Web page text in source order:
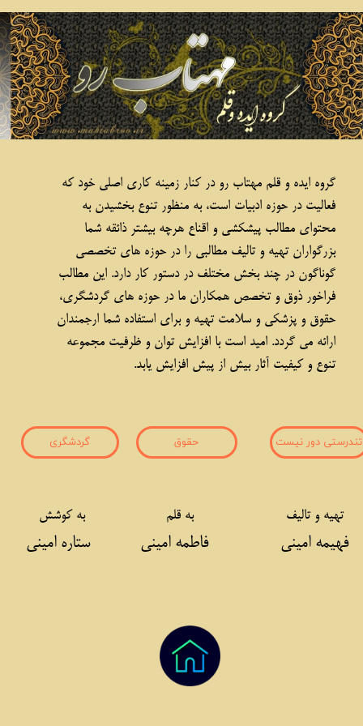
بی مصرف ها؛ آلبوم خاطرات اکشن
گروه ایده و قلم مهتاب رو در کنار زمینه کاری اصلی خود که
فعالیت در حوزه ادبیات است، به منظور تنوع بخشیدن به
محتوای مطالب پیشکشی و اقناع هرچه بیشتر ذائقه شما
بزرگواران تهیه و تالیف مطالبی را در حوزه های تخصصی
گوناگون در چند بخش مختلف در دستور کار دارد. این مطالب
فراخور ذوق و تخصص همکاران ما در حوزه های گردشگری،
حقوق و پزشکی و سلامت تهیه و برای استفاده شما ارجمندان
ارائه می گردد. امید است با افزایش توان و ظرفیت مجموعه
تنوع و کیفیت آثار بیش از پیش افزایش یابد.
تندرستی دور نیست گردشگری حقوق
تهیه و تالیف
امینی
به کوشش
ستاره امینی
به قلم
فاطمه امینی